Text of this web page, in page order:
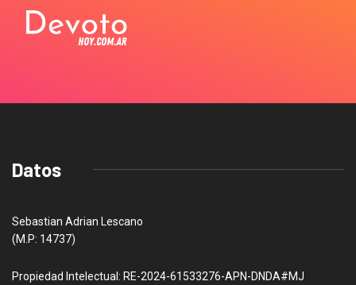
Datos
Sebastian Adrian Lescano
(M.P: 14737)
Propiedad Intelectual: RE-2024-61533276-APN-DNDA#MJ